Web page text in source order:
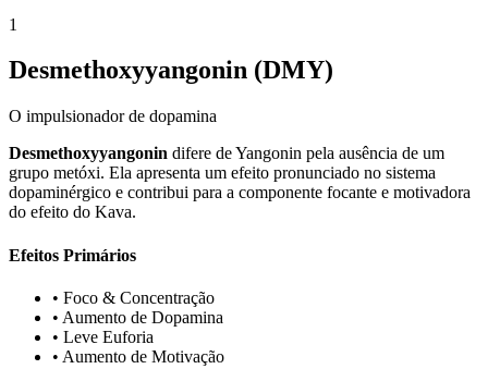
1
Desmethoxyyangonin (DMY)
O impulsionador de dopamina
Desmethoxyyangonin difere de Yangonin pela ausência de um
grupo metóxi. Ela apresenta um efeito pronunciado no sistema
dopaminérgico e contribui para a componente focante e motivadora
do efeito do Kava.
Efeitos Primários
• Foco & Concentração
• Aumento de Dopamina
• Leve Euforia
• Aumento de Motivação